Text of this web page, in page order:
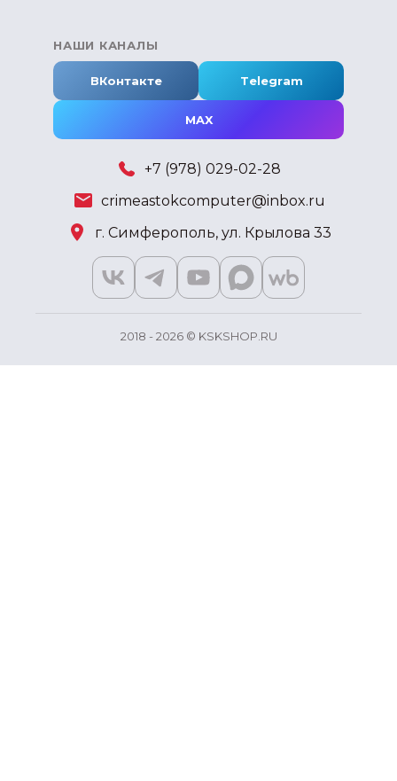
НАШИ КАНАЛЫ
ВКонтакте Telegram
MAX
+7 (978) 029-02-28
crimeastokcomputer@inbox.ru
г. Симферополь, ул. Крылова 33
2018 - 2026 © KSKSHOP.RU